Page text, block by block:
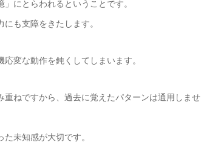
にとらわれるということです。
も支障をきたします。
変な動作を鈍くしてしまいます。
ねですから、過去に覚えたパターンは通用しませ
未知感が大切です。